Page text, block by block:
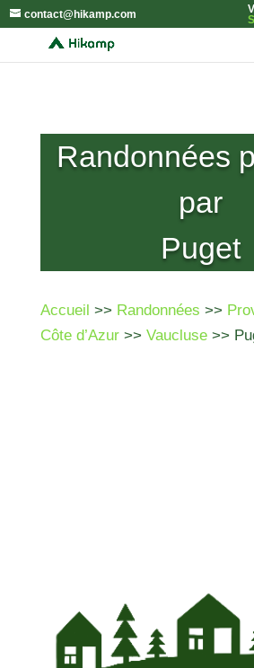
contact@hikamp.com
Randonnées
par
Puget
Accueil >> Randonnées >>
Côte d’Azur>> Vaucluse>>